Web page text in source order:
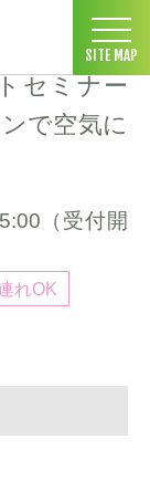
SITE MAP
＞こどもトラストセ
セミナー
で空気に
（受付開
れOK